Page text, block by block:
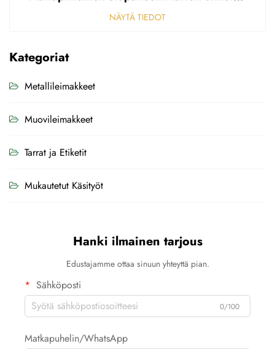
NÄYTÄ TIEDOT
Kategoriat
Metallileimakkeet
Muovileimakkeet
Tarrat ja Etiketit
Mukautetut Käsityöt
Hanki ilmainen tarjous
Edustajamme ottaa sinuun yhteyttä pian.
Sähköposti
0/100
Matkapuhelin/WhatsApp